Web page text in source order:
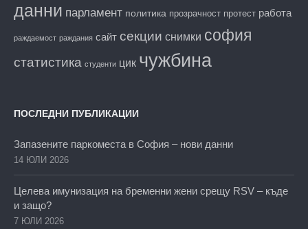
данни парламент политика прозрачност протест работа
раждаемост раждания сайт секции снимки софия
статистика студенти цик чужбина
ПОСЛЕДНИ ПУБЛИКАЦИИ
Запазените паркоместа в София – нови данни
14 ЮЛИ 2026
Целева имунизация на бременни жени срещу RSV – къде
и защо?
7 ЮЛИ 2026